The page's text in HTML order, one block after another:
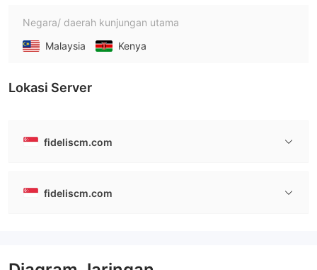
Negara/ daerah kunjungan utama
Malaysia
Kenya
Lokasi Server
fideliscm.com
fideliscm.com